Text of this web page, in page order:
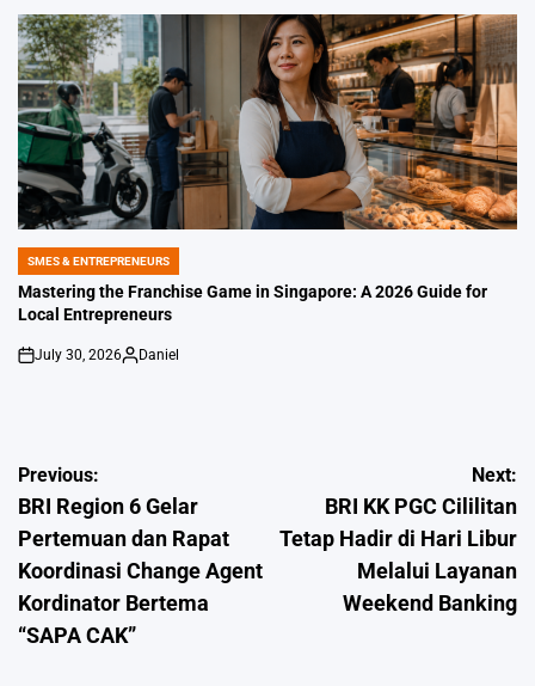
by
POSTED
IN
SMES & ENTREPRENEURS
Mastering the Franchise Game in Singapore: A 2026 Guide for
Local Entrepreneurs
on
July 30, 2026
Posted
Daniel
Post
navigation
Previous:
BRI Region 6 Gelar
Pertemuan dan Rapat
Koordinasi Change Agent
Kordinator Bertema
“SAPA CAK”
Next:
BRI KK PGC Cililitan
Tetap Hadir di Hari Libur
Melalui Layanan
Weekend Banking